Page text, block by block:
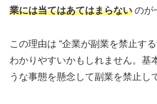
業には当てはあてはまらない のが
この理由は “企業が副業を禁止す
わかりやすいかもしれません。基
うな事態を懸念して副業を禁止し